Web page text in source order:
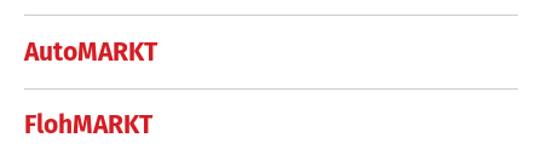
AutoMARKT
FlohMARKT